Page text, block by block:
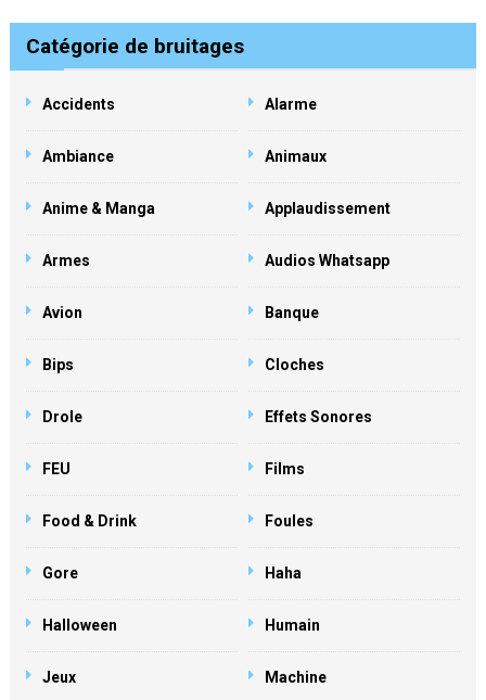
Catégorie de bruitages
Accidents Alarme
Ambiance Animaux
Anime & Manga Applaudissement
Armes Audios Whatsapp
Avion Banque
Bips Cloches
Drole Effets Sonores
FEU Films
Food & Drink Foules
Gore Haha
Halloween Humain
Jeux Machine